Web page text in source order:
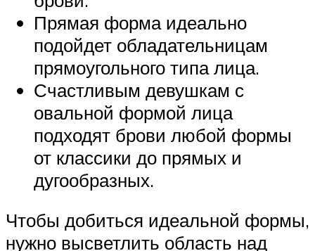
Прямая форма идеально
подойдет обладательницам
прямоугольного типа лица.
Счастливым девушкам с
овальной формой лица
подходят брови любой формы
от классики до прямых и
дугообразных.
Чтобы добиться идеальной формы,
нужно высветлить область над